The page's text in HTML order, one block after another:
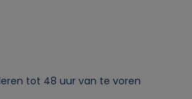
tot 48 uur van te voren